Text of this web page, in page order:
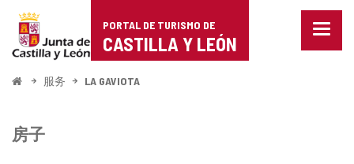
Portal
de
Turismo
Castilla
PORTAL DE TURISMO DE
CASTILLA Y LEÓN
菜
开
服务 LA GAVIOTA
房子